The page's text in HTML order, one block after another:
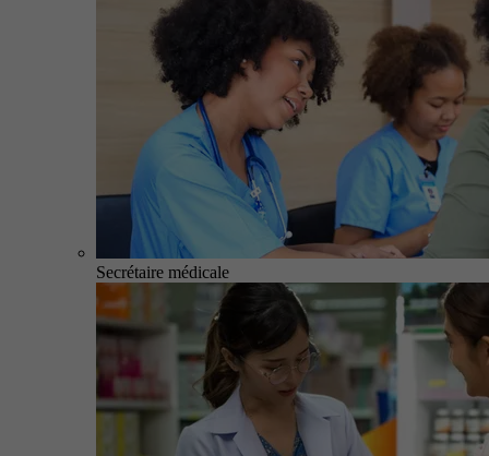
Secrétaire médicale